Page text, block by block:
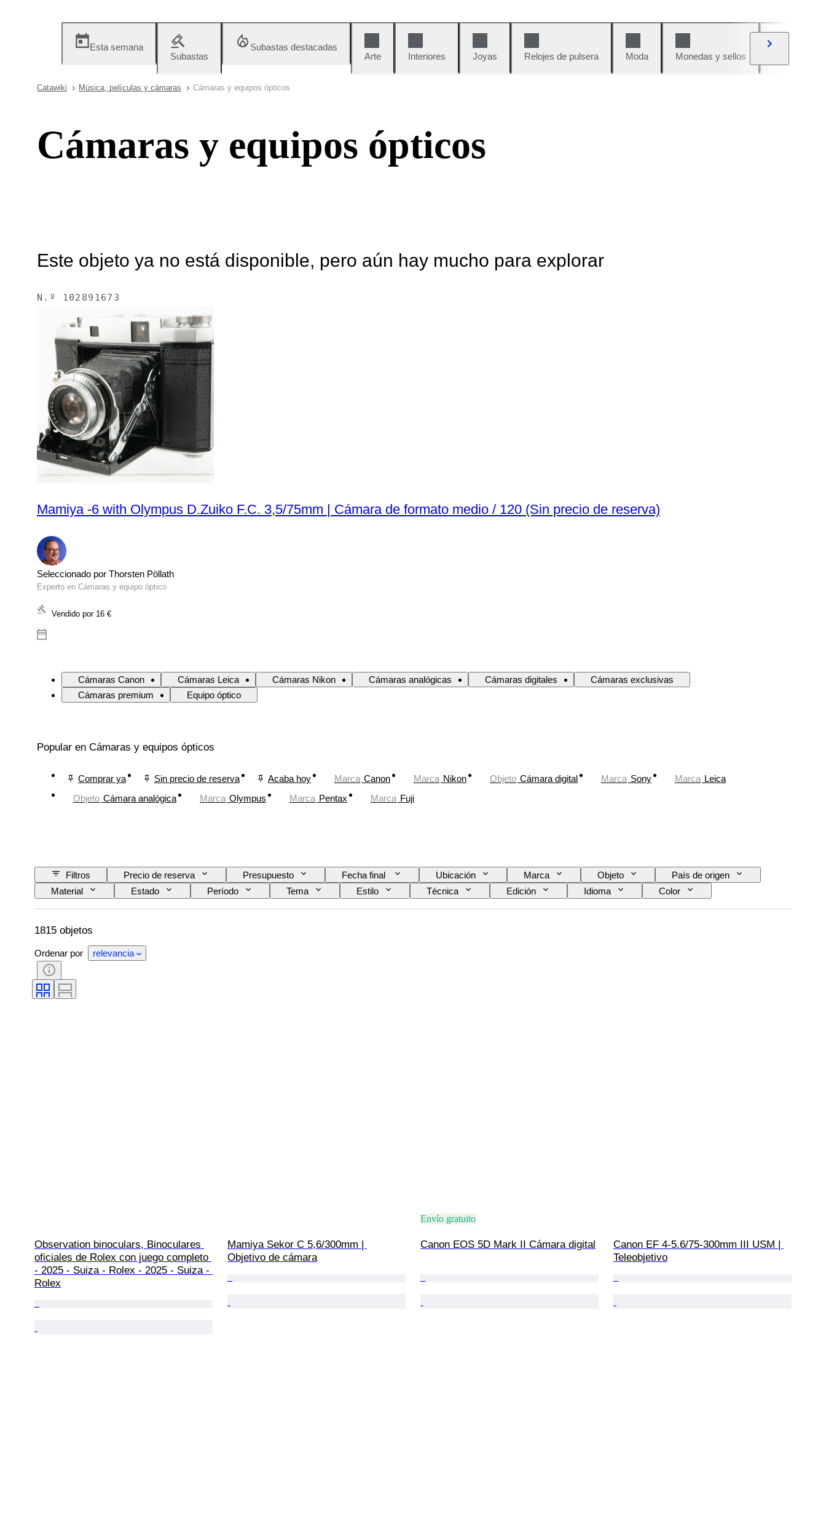
Esta semana
Subastas
Subastas destacadas
Arte
Interiores Joyas Relojes de pulsera Moda Monedas y sellos
Catawiki Música, películas y cámaras Cámaras y equipos ópticos
Cámaras y equipos ópticos
Este objeto ya no está disponible, pero aún hay mucho para explorar
N.º 102891673
Mamiya -6 with Olympus D.Zuiko F.C. 3,5/75mm | Cámara de formato medio / 120 (Sin precio de reserva)
Seleccionado por Thorsten Pöllath
Experto en Cámaras y equipo óptico
Vendido por 16 €
Cámaras Canon Cámaras Leica Cámaras Nikon Cámaras analógicas Cámaras digitales
Cámaras exclusivas
Cámaras premium
Equipo óptico
Popular en Cámaras y equipos ópticos
Comprar ya Sin precio de reserva Acaba hoy Marca Canon Marca Nikon Objeto Cámara digital Marca Sony Marca Leica
Objeto Cámara analógica Marca Olympus Marca Pentax Marca Fuji
Filtros Precio de reserva Presupuesto Fecha final Ubicación Marca Objeto
País de origen
Material
Estado Período Tema Estilo Técnica Edición Idioma
Color
Montura del objetivo
Tipo de microscopio Tipo de grabadora de vídeo Tipo de prismáticos
Tipo de telescopio
1815 objetos
Ordenar por relevancia
Observation binoculars, Binoculares
oficiales de Rolex con juego completo
- 2025 - Suiza - Rolex - 2025 - Suiza -
Rolex
Mamiya Sekor C 5,6/300mm |
Objetivo de cámara
Envío gratuito
Canon EOS 5D Mark II Cámara digital
Canon EF 4-5.6/75-300mm III USM |
Teleobjetivo